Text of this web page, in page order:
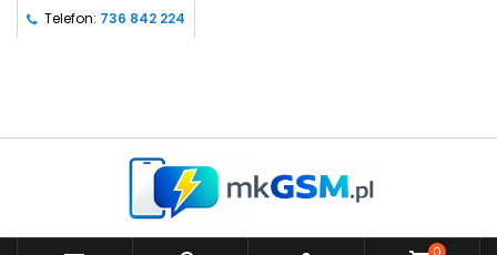
Telefon: 736 842 224